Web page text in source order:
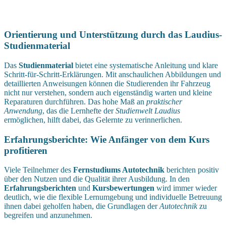
Orientierung und Unterstützung durch das Laudius-
Studienmaterial
Das Studienmaterial bietet eine systematische Anleitung und klare
Schritt-für-Schritt-Erklärungen. Mit anschaulichen Abbildungen und
detaillierten Anweisungen können die Studierenden ihr Fahrzeug
nicht nur verstehen, sondern auch eigenständig warten und kleine
Reparaturen durchführen. Das hohe Maß an praktischer
Anwendung, das die Lernhefte derStudienwelt Laudius
ermöglichen, hilft dabei, das Gelernte zu verinnerlichen.
Erfahrungsberichte: Wie Anfänger von dem Kurs
profitieren
Viele Teilnehmer des Fernstudiums Autotechnik berichten positiv
über den Nutzen und die Qualität ihrer Ausbildung. In den
Erfahrungsberichten und Kursbewertungen wird immer wieder
deutlich, wie die flexible Lernumgebung und individuelle Betreuung
ihnen dabei geholfen haben, die Grundlagen derAutotechnikzu
begreifen und anzunehmen.